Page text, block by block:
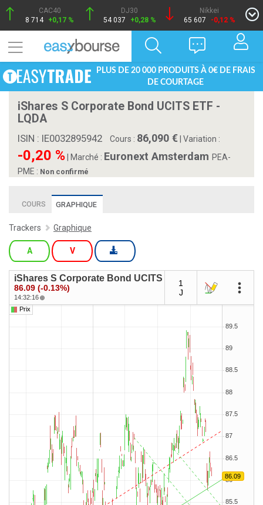
CAC40
8 714 +0,17 %
DJ30
54 037
+0,28 %
Nikkei
65 607
-0,12 %
PLUS DE 20 000 PRODUITS À 0€ DE FRAIS
DE COURTAGE
iShares S Corporate Bond UCITS ETF -
LQDA
ISIN : IE0032895942 Cours : 86,090 Variation :
-0,20 % Marché : Euronext Amsterdam PEA-
PME : Non confirmé
COURS GRAPHIQUE
Trackers Graphique
A V